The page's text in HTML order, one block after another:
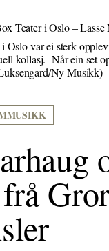
var ei sterk
kollasj. -Når ein set
Ny Musikk)